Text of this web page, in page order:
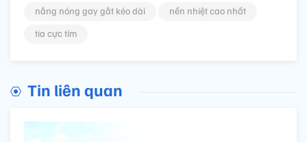
nắng nóng gay gắt kéo dài
nền nhiệt cao nhất
tia cực tím
Tin liên quan